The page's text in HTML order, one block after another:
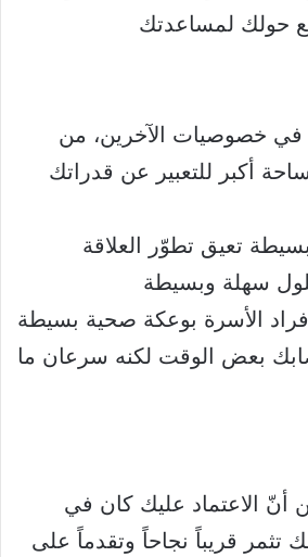
حولك لمساعدتك
في خصوصيات الآخرين، من
أكبر للتعبير عن قدراتك
تعيق تطوّر العلاقة
سهلة وبسيطة
الأسرة بوعكة صحية بسيطة
بعض الوقت لكنه سرعان ما
أنّ الاعتماد عليك كان في
تثمر قريباً نجاحاً وتقدماً على